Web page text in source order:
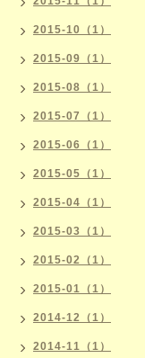
2015-10（1）
2015-09（1）
2015-08（1）
2015-07（1）
2015-06（1）
2015-05（1）
2015-04（1）
2015-03（1）
2015-02（1）
2015-01（1）
2014-12（1）
2014-11（1）